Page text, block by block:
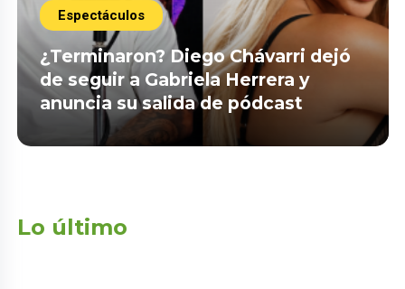
Espectáculos
¿Terminaron? Diego Chávarri dejó
de seguir a Gabriela Herrera y
anuncia su salida de pódcast
Lo último